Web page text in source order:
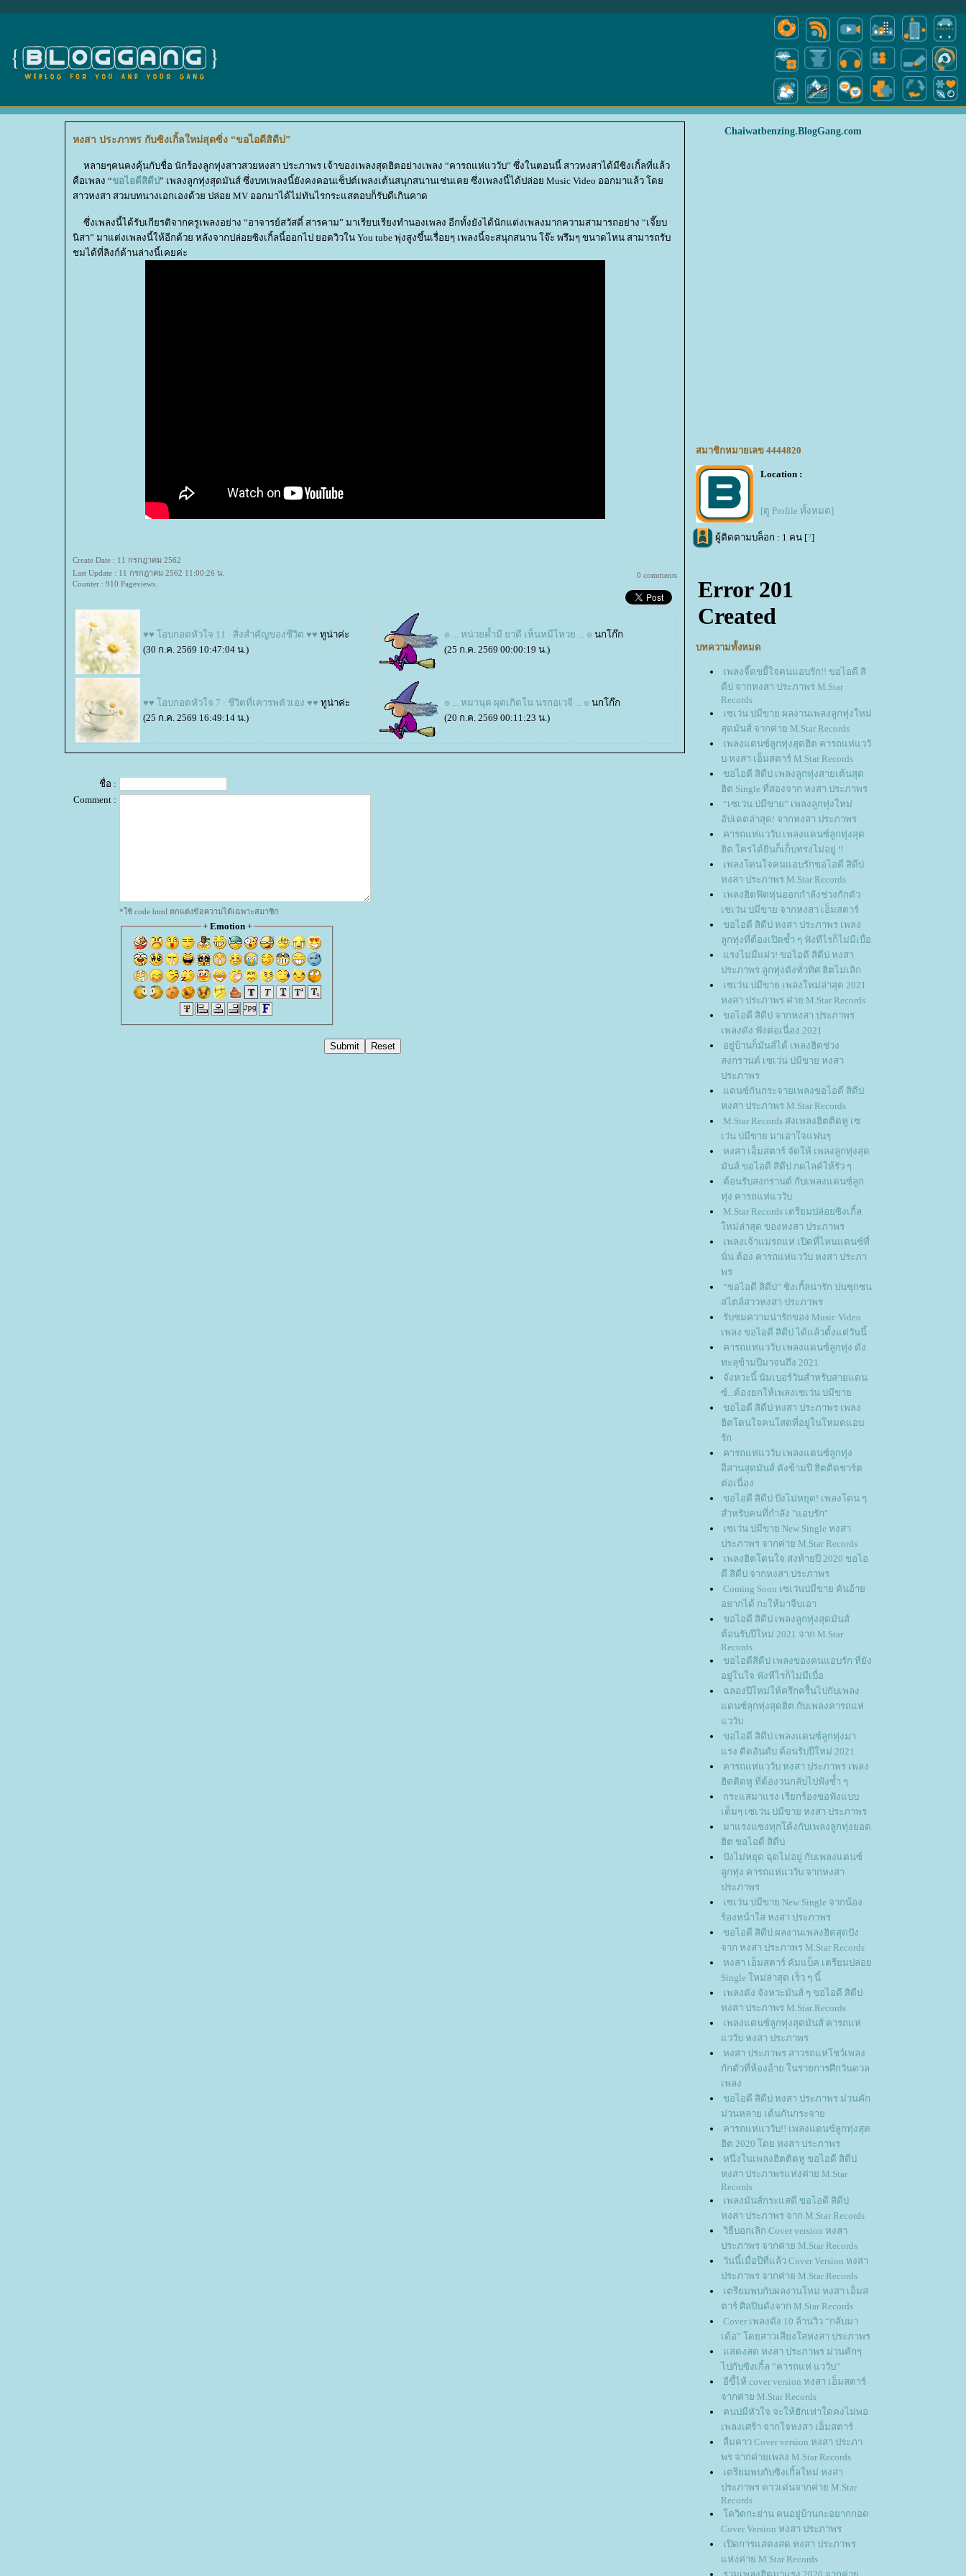
หงสา ประภาพร กับซิงเกิ้ลใหม่สุดซิ่ง “ขอไอดีสิดีบ่”
หลายๆคนคงคุ้นกับชื่อ นักร้องลูกทุ่งสาวสวยหงสา ประภาพร เจ้าของเพลงสุดฮิตอย่างเพลง “คารถแห่แววับ” ซึ่งในตอนนี้ สาวหงสาได้มีซิงเกิ้ลที่แล้ว
คือเพลง “ขอไอดีสิดีบ่” เพลงลูกทุ่งสุดมันส์ ซึ่งบทเพลงนี้ยังคงคอนเซ็ปต์เพลงเต้นสนุกสนานเช่นเคย ซึ่งเพลงนี้ได้ปล่อย Music Video ออกมาแล้ว โด
สาวหงสา สวมบทนางเอกเองด้วย ปล่อย MV ออกมาได้ไม่ทันไรกระแสตอบก็รับดีเกินคาด
ซึ่งเพลงนี้ได้รับเกียรติจากครูเพลงอย่าง “อาจารย์สวัสดิ์ สารคาม” มาเรียบเรียงทำนองเพลง อีกทั้งยังได้นักแต่งเพลงมากความสามารถอย่าง “เจี๊ยบ
นิสา” มาแต่งเพลงนี้ให้อีกด้วย หลังจากปล่อยซิงเกิ้ลนี้ออกไป ยอดวิวใน You tube พุ่งสูงขึ้นเรื่อยๆ เพลงนี้จะสนุกสนาน โจ๊ะ พรึมๆ ขนาดไหน สามารถรับ
ชมได้ที่ลิงก์ด้านล่างนี้เคยค่ะ
Create Date : 11 กรกฎาคม 2562
Last Update : 11 กรกฎาคม 2562 11:00:26 น.
Counter : 910 Pageviews.
0 comments
♥♥ โอบกอดหัวใจ 11 · สิ่งสำคัญของชีวิต ♥♥ ทูน่าค่ะ
(30 ก.ค. 2569 10:47:04 น.)
๏ ... หน่วยค้ำมี ยาดี เห็นหมีโหวย ... ๏ นกโก๊ก
(25 ก.ค. 2569 00:00:19 น.)
♥♥ โอบกอดหัวใจ 7 · ชีวิตที่เคารพตัวเอง ♥♥ ทูน่าค่ะ
(25 ก.ค. 2569 16:49:14 น.)
๏ ... หมานุด ผุดเกิดใน นรกอเวจี ... ๏ นกโก๊ก
(20 ก.ค. 2569 00:11:23 น.)
ชื่อ :
Comment :
*ใช้ code html ตกแต่งข้อความได้เฉพาะสมาชิก
+ Emotion+
Chaiwatbenzing.BlogGang.com
สมาชิกหมายเลข 4444820
Location :
[ดู Profile ทั้งหมด]
ผู้ติดตามบล็อก : 1 คน [?]
บทความทั้งหมด
เพลงจี๊ดขยี้ใจคนแอบรัก!! ขอไอดี สิ
ดีบ่ จากหงสา ประภาพร M.Star
Records
เซเว่น บ่มีขาย ผลงานเพลงลูกทุ่งใหม่
สุดมันส์ จากค่าย M.Star Records
เพลงแดนซ์ลูกทุ่งสุดฮิต คารถแห่แววั
บ หงสา เอ็มสตาร์ M.Star Records
ขอไอดี สิดีบ่ เพลงลูกทุ่งสายเต้นสุด
ฮิต Single ที่สองจาก หงสา ประภาพร
“เซเว่น บ่มีขาย” เพลงลูกทุ่งใหม่
อัปเดตล่าสุด! จากหงสา ประภาพร
คารถแห่แววับ เพลงแดนซ์ลูกทุ่งสุด
ฮิต ใครได้ยินก็เก็บทรงไม่อยู่ !!
เพลงโดนใจคนแอบรักขอไอดี สิดีบ่
หงสา ประภาพร M.Star Records
เพลงฮิตฟิตหุ่นออกกำลังช่วงกักตัว
เซเว่น บ่มีขาย จากหงสา เอ็มสตาร์
ขอไอดี สิดีบ่ หงสา ประภาพร เพลง
ลูกทุ่งที่ต้องเปิดซ้ำ ๆ ฟังทีไรก็ไม่มีเบื่อ
รงไม่มีแผ่ว! ขอไอดี สิดีบ่ หงสา
ประภาพร ลูกทุ่งดังทั่วทิศ ฮิตไม่เลิก
เซเว่น บ่มีขาย เพลงใหม่ล่าสุด 2021
หงสา ประภาพร ค่าย M.Star Records
ขอไอดี สิดีบ่ จากหงสา ประภาพร
เพลงดัง ฟังต่อเนื่อง 2021
อยู่บ้านก็มันส์ได้ เพลงฮิตช่วง
สงกรานต์ เซเว่น บ่มีขาย หงสา
ประภาพร
ดนซ์กันกระจายเพลงขอไอดี สิดีบ่
หงสา ประภาพร M.Star Records
M.Star Records ส่งเพลงฮิตติดหู เซ
เว่น บ่มีขาย มาเอาใจแฟนๆ
หงสา เอ็มสตาร์ จัดให้ เพลงลูกทุ่งสุด
มันส์ ขอไอดี สิดีบ่ กดไลค์ให้รัว ๆ
ต้อนรับสงกรานต์ กับเพลงแดนซ์ลูก
ทุ่ง คารถแห่แววับ
M.Star Records เตรียมปล่อยซิงเกิ้ล
หม่ล่าสุด ของหงสา ประภาพร
เพลงเจ้าแม่รถแห่ เปิดที่ไหนแดนซ์ที่
นั่น ต้อง คารถแห่แววับ หงสา ประภา
พร
“ขอไอดี สิดีบ่” ซิงเกิ้ลน่ารัก ปนซุกซน
สไตล์สาวหงสา ประภาพร
รับชมความน่ารักของ Music Video
เพลง ขอไอดี สิดีบ่ ได้แล้วตั้งแต่วันนี้
คารถแห่แววับ เพลงแดนซ์ลูกทุ่ง ดัง
ทะลุข้ามปีมาจนถึง 2021
จังหวะนี้ นัมเบอร์วันสำหรับสายแดน
ซ์...ต้องยกให้เพลงเซเว่น บ่มีขา
ขอไอดี สิดีบ่ หงสา ประภาพร เพลง
ฮิตโดนใจคนโสดที่อยู่ในโหมดแอบ
รัก
คารถแห่แววับ เพลงแดนซ์ลูกทุ่ง
อีสานสุดมันส์ ดังข้ามปี ฮิตติดชาร์ต
ต่อเนื่อง
ขอไอดี สิดีบ่ ปังไม่หยุด! เพลงโดน ๆ
สำหรับคนที่กำลัง "แอบรัก"
เซเว่น บ่มีขาย New Single หงสา
ประภาพร จากค่าย M.Star Records
เพลงฮิตโดนใจ ส่งท้ายปี 2020 ขอไอ
ดี สิดีบ่ จากหงสา ประภาพร
Coming Soon เซเว่นบ่มีขาย คันอ้า
อยากได้ กะให้มาจีบเอา
ขอไอดี สิดีบ่ เพลงลูกทุ่งสุดมันส์
ต้อนรับปีใหม่ 2021 จาก M.Star
Records
ขอไอดีสิดีบ่ เพลงของคนแอบรัก ที่ยัง
อยู่ในใจ ฟังทีไรก็ไม่มีเบื่อ
ฉลองปีใหม่ให้ครึกครื้นไปกับเพลง
ดนซ์ลุกทุ่งสุดฮิต กับเพลงคารถแห่
ววับ
ขอไอดี สิดีบ่ เพลงแดนซ์ลูกทุ่งมา
รง ติดอันดับ ต้อนรับปีใหม่ 2021
คารถแห่แววับ หงสา ประภาพร เพลง
ฮิตติดหู ที่ต้องวนกลับไปฟังซ้ำ ๆ
กระแสมาแรง เรียกร้องขอฟังแบบ
เต็มๆ เซเว่น บ่มีขาย หงสา ประภาพร
มาแรงแซงทุกโค้งกับเพลงลูกทุ่งยอด
ฮิต ขอไอดี สิดีบ่
ปังไม่หยุด ฉุดไม่อยู่ กับเพลงแดนซ์
ลูกทุ่ง คารถแห่แววับ จากหงสา
ประภาพร
เซเว่น บ่มีขาย New Single จากน้อง
ร้องหน้าใส หงสา ประภาพร
ขอไอดี สิดีบ่ ผลงานเพลงฮิตสุดปัง
จาก หงสา ประภาพร M.Star Records
หงสา เอ็มสตาร์ คัมแบ็ค เตรียมปล่อ
Single ใหม่ล่าสุด เร็ว ๆ นี้
เพลงดัง จังหวะมันส์ ๆ ขอไอดี สิดีบ่
หงสา ประภาพร M.Star Records
เพลงแดนซ์ลูกทุ่งสุดมันส์ คารถแห่
ววับ หงสา ประภาพร
หงสา ประภาพร สาวรถแห่โชว์เพลง
กักตัวที่ห้องอ้าย ในรายการศึกวันดวล
เพลง
ขอไอดี สิดีบ่ หงสา ประภาพร ม่วนคัก
ม่วนหลาย เต้นกันกระจา
คารถแห่แววับ!! เพลงแดนซ์ลูกทุ่งสุด
ฮิต 2020 โดย หงสา ประภาพร
หนึ่งในเพลงฮิตติดหู ขอไอดี สิดีบ่
หงสา ประภาพรแห่งค่าย M.Star
Records
เพลงมันส์กระแสดี ขอไอดี สิดีบ่
หงสา ประภาพร จาก M.Star Records
วิธีบอกเลิก Cover version หงสา
ประภาพร จากค่าย M.Star Records
วันนี้เมื่อปีที่แล้ว Cover Version หงสา
ประภาพร จากค่าย M.Star Records
เตรียมพบกับผลงานใหม่ หงสา เอ็มส
ตาร์ ศิลปินดังจาก M.Star Records
Cover เพลงดัง 10 ล้านวิว “กลับมา
เด้อ” โดยสาวเสียงใสหงสา ประภาพร
สดงสด หงสา ประภาพร ม่วนคักๆ
ไปกับซิงเกิ้ล “คารถแห่ แววับ”
อีขี้ไห้ cover version หงสา เอ็มสตาร์
จากค่าย M.Star Records
คนบ่มีหัวใจ จะให้ฮักเท่าใดคงไม่พอ
เพลงเศร้า จากใจหงสา เอ็มสตาร์
ลืมคาว Cover version หงสา ประภา
พร จากค่ายเพลง M.Star Records
เตรียมพบกับซิงเกิ้ลใหม่ หงสา
ประภาพร ดาวเด่นจากค่าย M.Star
Records
ควิดกะย่าน คนอยู่บ้านกะอยากกอด
Cover Version หงสา ประภาพร
เปิดการแสดงสด หงสา ประภาพร
ห่งค่าย M.Star Records